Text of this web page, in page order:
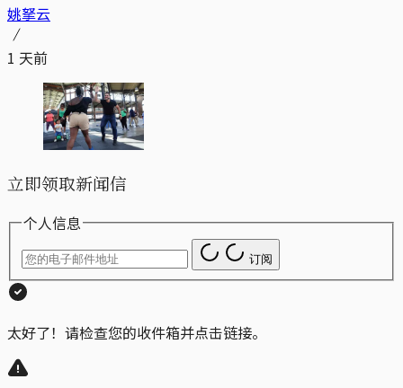
姚拏云
1 天前
立即领取新闻信
个人信息
订阅
太好了！请检查您的收件箱并点击链接。